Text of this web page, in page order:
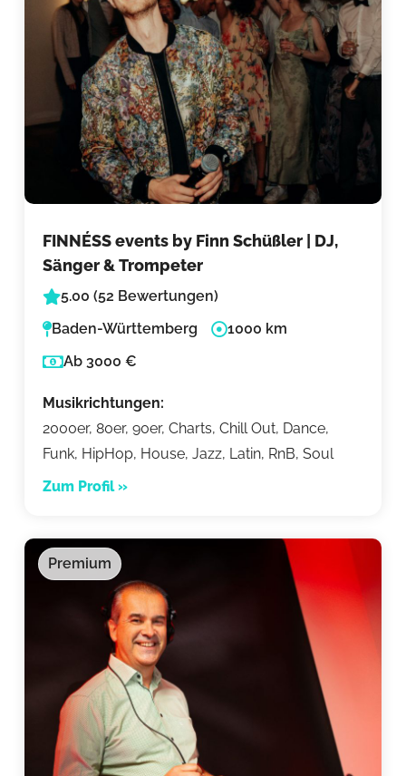
FINNÉSS events by Finn Schüßler | DJ,
Sänger & Trompeter
5.00 (52 Bewertungen)
Baden-Württemberg
1000 km
Ab 3000 €
Musikrichtungen:
2000er, 80er, 90er, Charts, Chill Out, Dance,
Funk, HipHop, House, Jazz, Latin, RnB, Soul
Zum Profil »
Premium